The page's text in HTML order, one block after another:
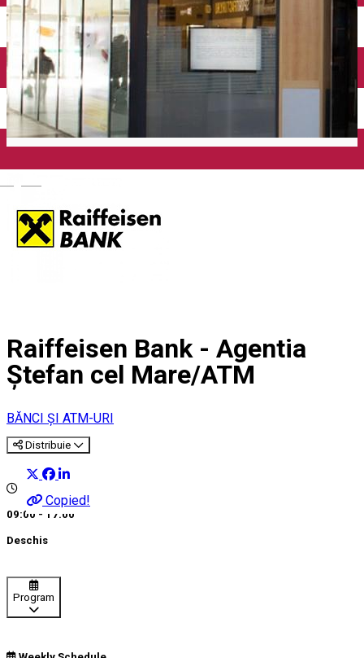
Mănăstirea Bistrița
Lacul Izvorul Muntelui
Casa memorială „Ion Creangă” din Humuleşti
Mănăstirea Secu
Lacul Cuejdel
Raiffeisen Bank - Agentia
Ștefan cel Mare/ATM
BĂNCI ȘI ATM-URI
Distribuie
Copied!
09:00 - 17:00
Deschis
Program